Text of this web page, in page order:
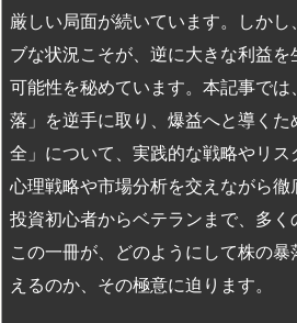
厳しい局面が続いています。しかし
ブな状況こそが、逆に大きな利益
可能性を秘めています。本記事では
落」を逆手に取り、爆益へと導く
全」について、実践的な戦略やリス
心理戦略や市場分析を交えながら徹
投資初心者からベテランまで、多く
この一冊が、どのようにして株の
えるのか、その極意に迫ります。